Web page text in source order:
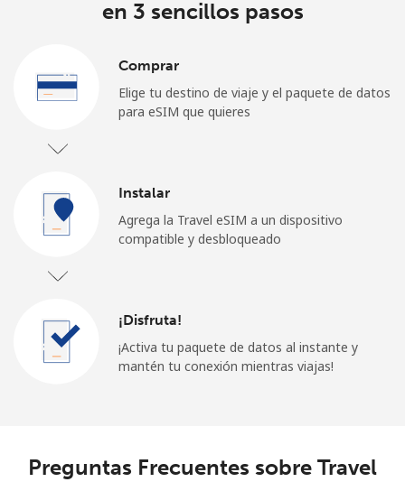
en 3 sencillos pasos
Comprar
Elige tu destino de viaje y el paquete de datos
para eSIM que quieres
Instalar
Agrega la Travel eSIM a un dispositivo
compatible y desbloqueado
¡Disfruta!
¡Activa tu paquete de datos al instante y
mantén tu conexión mientras viajas!
Preguntas Frecuentes sobre Travel